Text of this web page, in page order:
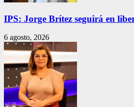
IPS: Jorge Brítez seguirá en
6 agosto, 2026